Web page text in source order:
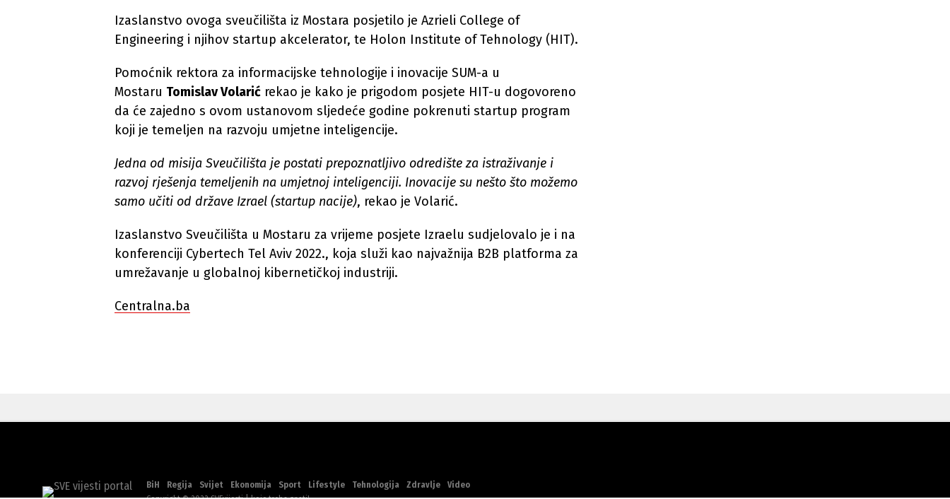
Izaslanstvo ovoga sveučilišta iz Mostara posjetilo je Azrieli College of
Engineering i njihov startup akcelerator, te Holon Institute of Tehnology (HIT).
Pomoćnik rektora za informacijske tehnologije i inovacije SUM-a u
Mostaru Tomislav Volarić rekao je kako je prigodom posjete HIT-u dogovoreno
da će zajedno s ovom ustanovom sljedeće godine pokrenuti startup program
koji je temeljen na razvoju umjetne inteligencije.
Jedna od misija Sveučilišta je postati prepoznatljivo odredište za istraživanje i
razvoj rješenja temeljenih na umjetnoj inteligenciji. Inovacije su nešto što možemo
samo učiti od države Izrael (startup nacije), rekao je Volarić.
Izaslanstvo Sveučilišta u Mostaru za vrijeme posjete Izraelu sudjelovalo je i na
konferenciji Cybertech Tel Aviv 2022., koja služi kao najvažnija B2B platforma za
umrežavanje u globalnoj kibernetičkoj industriji.
Centralna.ba
BiH Regija Svijet Ekonomija Sport Lifestyle Tehnologija Zdravlje
Video